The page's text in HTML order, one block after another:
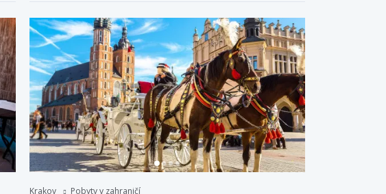
Krakov Pobyty v zahraničí